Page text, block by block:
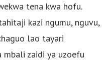
tena kwa hofu.
kazi ngumu, nguvu,
lao tayari
zaidi ya uzoefu